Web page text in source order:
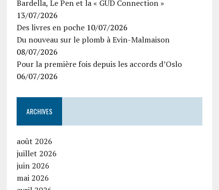
Bardella, Le Pen et la « GUD Connection »
13/07/2026
Des livres en poche 10/07/2026
Du nouveau sur le plomb à Evin-Malmaison
08/07/2026
Pour la première fois depuis les accords d’Oslo
06/07/2026
ARCHIVES
août 2026
juillet 2026
juin 2026
mai 2026